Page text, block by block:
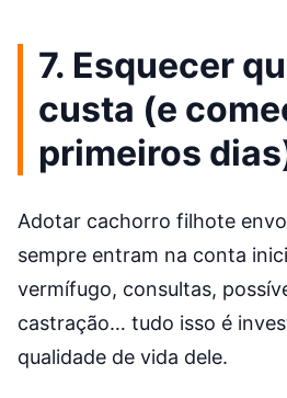
7. Esquecer
custa (e
primeiros
Adotar cachorro filhote
sempre entram na conta
vermífugo, consultas,
castração… tudo isso é
qualidade de vida dele.